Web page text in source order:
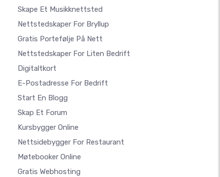
Skape Et Musikknettsted
Nettstedskaper For Bryllup
Gratis Portefølje På Nett
Nettstedskaper For Liten Bedrift
Digitaltkort
E-Postadresse For Bedrift
Start En Blogg
Skap Et Forum
Kursbygger Online
Nettsidebygger For Restaurant
Møtebooker Online
Gratis Webhosting